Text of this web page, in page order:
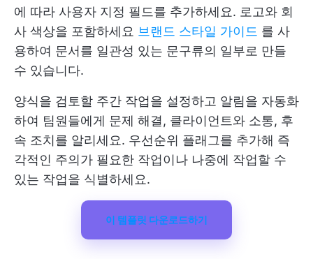
에 따라 사용자 지정 필드를 추가하세요. 로고와 회
사 색상을 포함하세요 브랜드 스타일 가이드 를 사
용하여 문서를 일관성 있는 문구류의 일부로 만들
수 있습니다.
양식을 검토할 주간 작업을 설정하고 알림을 자동화
하여 팀원들에게 문제 해결, 클라이언트와 소통, 후
속 조치를 알리세요. 우선순위 플래그를 추가해 즉
각적인 주의가 필요한 작업이나 나중에 작업할 수
있는 작업을 식별하세요.
이 템플릿 다운로드하기